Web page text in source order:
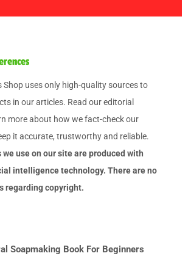
Shop uses only high-quality sources to
in our articles. Read our editorial
more about how we fact-check our
it accurate, trustworthy and reliable.
use on our site are produced with
intelligence technology. There are no
regarding copyright.
Soapmaking Book For Beginners